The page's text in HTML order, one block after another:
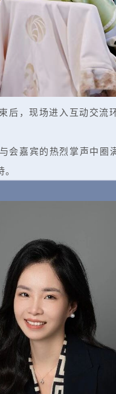
，现场进入互动交流
嘉宾的热烈掌声中圈